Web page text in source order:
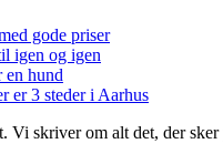
gode priser
igen og igen
hund
er 3 steder i Aarhus
skriver om alt det, der